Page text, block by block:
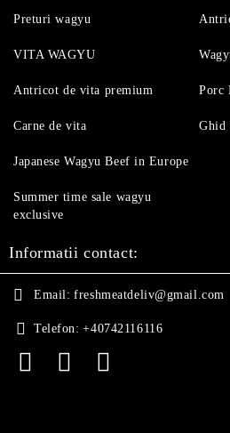
Preturi wagyu
VITA WAGYU
Antricot de vita premium
Carne de vita
Porc
Ghid
Japanese Wagyu Beef in Europe
Summer time sale wagyu
exclusive
Informatii contact:
Email: freshmeatdeliv@gmail.com
Telefon: +40742116116